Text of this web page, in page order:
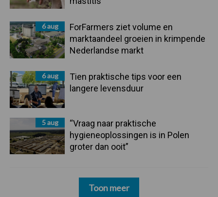
6 aug
ForFarmers ziet volume en
marktaandeel groeien in krimpende
Nederlandse markt
6 aug
Tien praktische tips voor een
langere levensduur
5 aug
“Vraag naar praktische
hygieneoplossingen is in Polen
groter dan ooit”
Toon meer